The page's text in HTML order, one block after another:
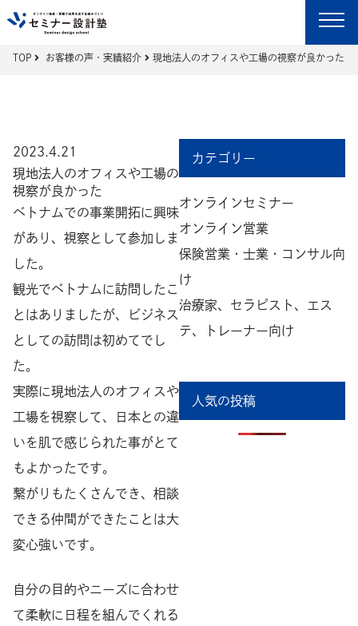
TOP お客様の声・実績紹介 現地法人のオフィスや工場の視察が良かった
2023.4.21
現地法人のオフィスや工場の
視察が良かった
ベトナムでの事業開拓に興味
があり、視察として参加しま
した。
観光でベトナムに訪問したこ
とはありましたが、ビジネス
としての訪問は初めてでし
た。
実際に現地法人のオフィスや
工場を視察して、日本との違
いを肌で感じられた事がとて
もよかったです。
繋がりもたくさんでき、相談
できる仲間ができたことは大
変心強いです。
自分の目的やニーズに合わせ
て柔軟に日程を組んでくれる
カテゴリー
オンラインセミナー
オンライン営業
保険営業・士業・コンサル向
け
治療家、セラピスト、エス
テ、トレーナー向け
人気の投稿